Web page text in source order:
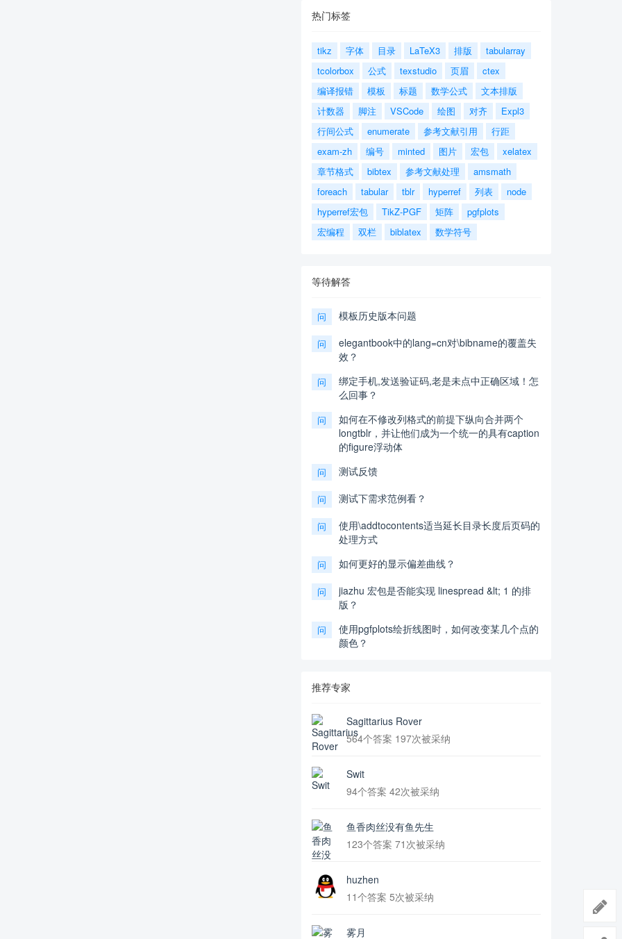
热门标签
tikz 字体 目录 LaTeX3 排版
tabularray
tcolorbox
公式 texstudio 页眉
ctex
编译报错
模板 标题 数学公式
文本排版
计数器
脚注 VSCode 绘图 对齐
Expl3
行间公式
enumerate 参考文献引用
行距
exam-zh
编号 minted 图片 宏包
xelatex
章节格式
bibtex 参考文献处理
amsmath
foreach
tabular tblr hyperref 列表
node
hyperref宏包
TikZ-PGF 矩阵
pgfplots
宏编程
双栏 biblatex 数学符号
等待解答
问 模板历史版本问题
问
elegantbook中的lang=cn对\bibname的覆盖失
效？
问
绑定手机,发送验证码,老是未点中正确区域！怎
么回事？
问
如何在不修改列格式的前提下纵向合并两个
longtblr，并让他们成为一个统一的具有caption
的figure浮动体
问 测试反馈
问 测试下需求范例看？
问
使用\addtocontents适当延长目录长度后页码的
处理方式
问 如何更好的显示偏差曲线？
问
jiazhu 宏包是否能实现 linespread &lt; 1 的排
版？
问
使用pgfplots绘折线图时，如何改变某几个点的
颜色？
推荐专家
Sagittarius Rover
564个答案 197次被采纳
Swit
94个答案 42次被采纳
鱼香肉丝没有鱼先生
123个答案 71次被采纳
huzhen
11个答案 5次被采纳
雾月